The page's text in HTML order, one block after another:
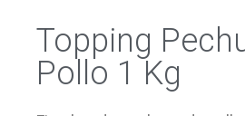
Topping
Pollo 1 Kg